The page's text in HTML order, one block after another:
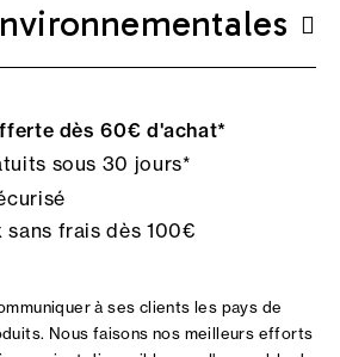
dès 60€ d'achat*
sous 30 jours*
sans frais dès 100€
à ses clients les pays de
Nous faisons nos meilleurs efforts